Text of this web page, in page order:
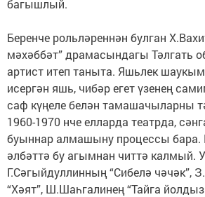
багышлый.
Беренче рольләреннән булган
мәхәббәт” драмасындагы Тәлгать
артист итеп таныта. Яшьлек
исергән яшь, чибәр егет үзенең
саф күңеле белән тамашачыларны
1960-1970 нче елларда театрда,
буыннар алмашыну процессы бара.
әлбәттә бу агымнан читтә калмый.
Г.Сәгыйдуллинның “Сибелә чәчәк”,
“Хәят”, Ш.Шаһгалинең “Тайга